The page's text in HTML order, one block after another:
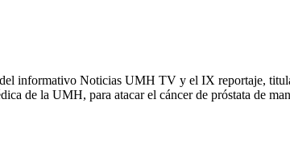
informativo Noticias UMH TV y el IX reportaje,
de la UMH, para atacar el cáncer de próstata de